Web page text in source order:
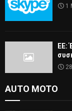
1
ΕΕ:
AUTO MOTO